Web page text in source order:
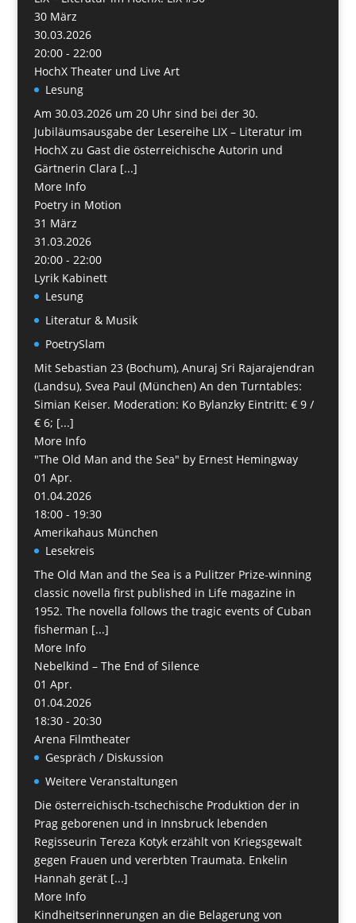
30 März
30.03.2026
20:00 - 22:00
HochX Theater und Live Art
Lesung
Am 30.03.2026 um 20 Uhr sind bei der 30.
Jubiläumsausgabe der Lesereihe LIX – Literatur im
HochX zu Gast die österreichische Autorin und
Gärtnerin Clara [...]
More Info
Poetry in Motion
31 März
31.03.2026
20:00 - 22:00
Lyrik Kabinett
Lesung
Literatur & Musik
PoetrySlam
Mit Sebastian 23 (Bochum), Anuraj Sri Rajarajendran
(Landsu), Svea Paul (München) An den Turntables:
Simian Keiser. Moderation: Ko Bylanzky Eintritt: € 9 /
€ 6; [...]
More Info
"The Old Man and the Sea" by Ernest Hemingway
01 Apr.
01.04.2026
18:00 - 19:30
Amerikahaus München
Lesekreis
The Old Man and the Sea is a Pulitzer Prize-winning
classic novella first published in Life magazine in
1952. The novella follows the tragic events of Cuban
fisherman [...]
More Info
Nebelkind – The End of Silence
01 Apr.
01.04.2026
18:30 - 20:30
Arena Filmtheater
Gespräch / Diskussion
Weitere Veranstaltungen
Die österreichisch-tschechische Produktion der in
Prag geborenen und in Innsbruck lebenden
Regisseurin Tereza Kotyk erzählt von Kriegsgewalt
gegen Frauen und vererbten Traumata. Enkelin
Hannah gerät [...]
More Info
Kindheitserinnerungen an die Belagerung von